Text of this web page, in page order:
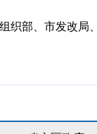
部、市发改局、